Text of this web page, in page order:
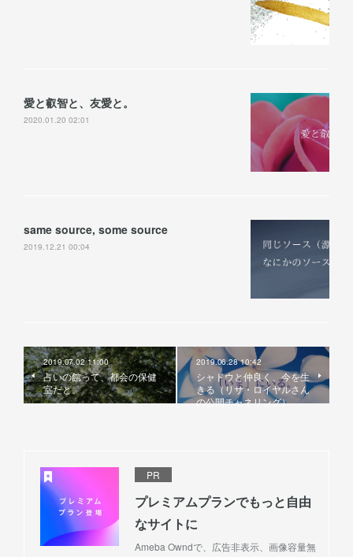
愛と叡智と、友愛と。
2020.01.20 02:01
same source, some source
2019.12.21 00:04
2019.07.02 11:00
占いの館って、都会の保健
室だと。
2019.06.28 10:42
シャドウと仲良く、今を生
きる（リサ・ロイヤルさん
の公開チャネリング）
PR
プレミアムプランでもっと自由
なサイトに
Ameba Owndで、広告非表示、画像容量無